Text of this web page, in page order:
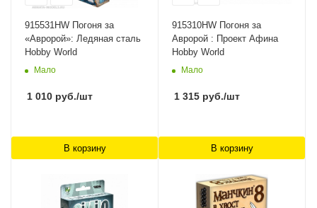
915531HW Погоня за
«Авророй»: Ледяная сталь
Hobby World
Мало
1 010 руб./шт
В корзину
915310HW Погоня за
Авророй : Проект Афина
Hobby World
Мало
1 315 руб./шт
В корзину